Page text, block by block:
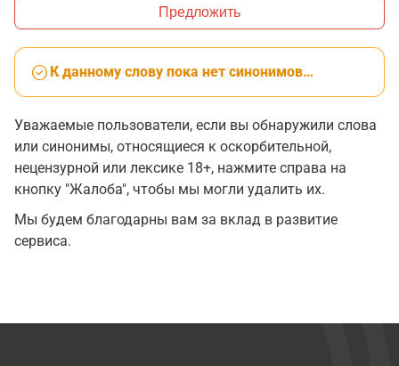
Предложить
К данному слову пока нет синонимов…
Уважаемые пользователи, если вы обнаружили слова
или синонимы, относящиеся к оскорбительной,
нецензурной или лексике 18+, нажмите справа на
кнопку "Жалоба", чтобы мы могли удалить их.
Мы будем благодарны вам за вклад в развитие
сервиса.